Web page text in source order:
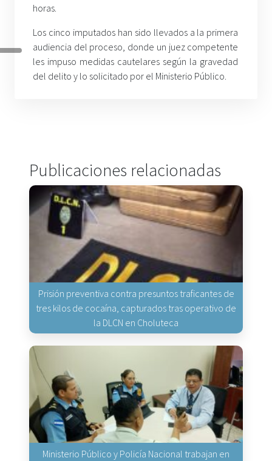
horas.
Los cinco imputados han sido llevados a la primera
audiencia del proceso, donde un juez competente
les impuso medidas cautelares según la gravedad
del delito y lo solicitado por el Ministerio Público.
Publicaciones relacionadas
Prisión preventiva contra presuntos traficantes de
tres kilos de cocaína, capturados tras operativo de
la DLCN en Choluteca
Ministerio Público y Policía Nacional trabajan en